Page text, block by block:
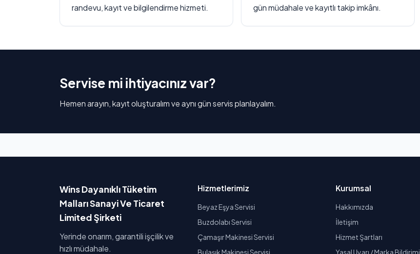
randevu, kayıt ve bilgilendirme hizmeti.
gün müdahale ve kayıtlı takip imkânı.
Servise mi ihtiyacınız var?
Hemen arayın, kayıt oluşturalım ve aynı gün servis planlayalım.
Wins Dayanıklı Tüketim
Malları Sanayi Ve Ticaret
Limited Şirketi
Yerinde onarım, garantili işçilik ve
hızlı müdahale.
Hizmetlerimiz
Beyaz Eşya Servisi
Buzdolabı Servisi
Çamaşır Makinesi Servisi
Bulaşık Makinesi Servisi
Kurumsal
Hakkımızda
İletişim
Hizmet Şartları
Yasal Uyarı / Marka Bildirimi